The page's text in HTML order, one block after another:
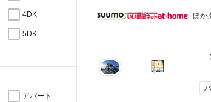
4DK
5DK
アパート
ほか